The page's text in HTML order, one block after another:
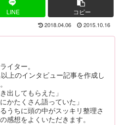
LINE コピー
2018.04.06 2015.10.16
イター。
上のインタビュー記事を作成し
出してもらえた」
かたくさん語っていた」
るうちに頭の中がスッキリ整理さ
感想をよくいただきます。